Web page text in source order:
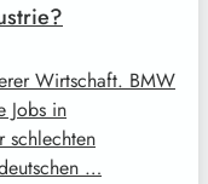
Wirtschaft. BMW
Jobs in
schlechten
…